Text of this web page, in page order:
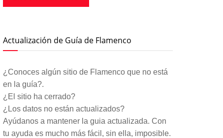
Actualización de Guía de Flamenco
¿Conoces algún sitio de Flamenco que no está
en la guía?.
¿El sitio ha cerrado?
¿Los datos no están actualizados?
Ayúdanos a mantener la guia actualizada. Con
tu ayuda es mucho más fácil, sin ella, imposible.